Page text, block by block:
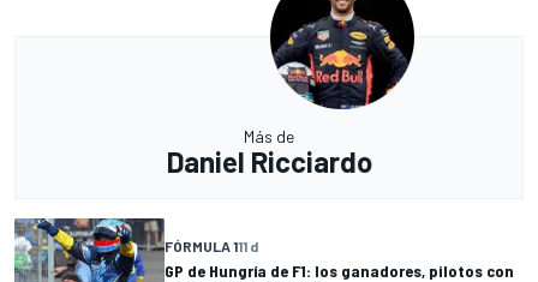
Más de
Daniel Ricciardo
FÓRMULA 111 d
GP de Hungría de F1: los ganadores, pilotos con